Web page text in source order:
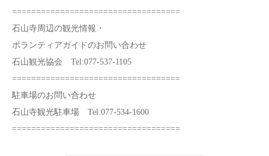
===================================
石山寺周辺の観光情報・
ボランティアガイドのお問い合わせ
石山観光協会 Tel:077-537-1105
===================================
駐車場のお問い合わせ
石山寺観光駐車場 Tel:077-534-1600
===================================